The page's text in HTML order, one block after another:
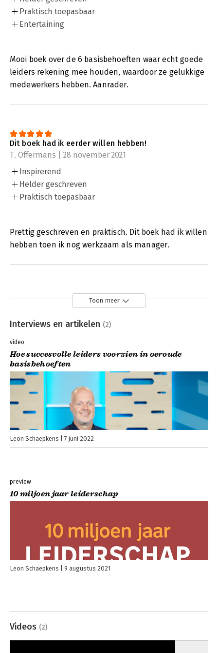
Praktisch toepasbaar
Entertaining
Mooi boek over de 6 basisbehoeften waar echt goede
leiders rekening mee houden, waardoor ze gelukkige
medewerkers hebben. Aanrader.
Dit boek had ik eerder willen hebben!
T. Offermans | 28 november 2021
Inspirerend
Helder geschreven
Praktisch toepasbaar
Prettig geschreven en praktisch. Dit boek had ik willen
hebben toen ik nog werkzaam als manager.
Toon meer
Interviews en artikelen (2)
video
Hoe succesvolle leiders voorzien in oeroude
basisbehoeften
Leon Schaepkens 7 juni 2022
preview
10 miljoen jaar leiderschap
Leon Schaepkens 9 augustus 2021
Videos (2)